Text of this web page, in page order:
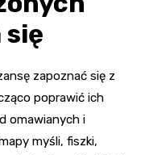
zapoznać się z
poprawić ich
omawianych i
myśli, fiszki,